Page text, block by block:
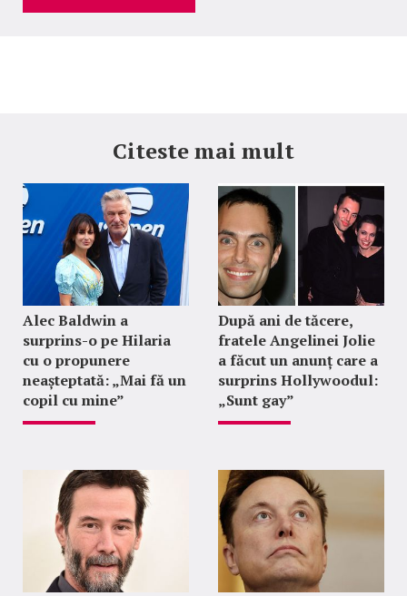
Citeste mai mult
Alec Baldwin a
surprins-o pe Hilaria
cu o propunere
neașteptată: „Mai fă un
copil cu mine”
După ani de tăcere,
fratele Angelinei Jolie
a făcut un anunț care a
surprins Hollywoodul:
„Sunt gay”